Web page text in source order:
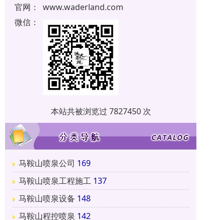
官网：
www.waderland.com
微信：
本站共被浏览过 7827450 次
马鞍山喷泉公司 169
马鞍山喷泉工程施工 137
马鞍山喷泉设备 148
马鞍山程控喷泉 142